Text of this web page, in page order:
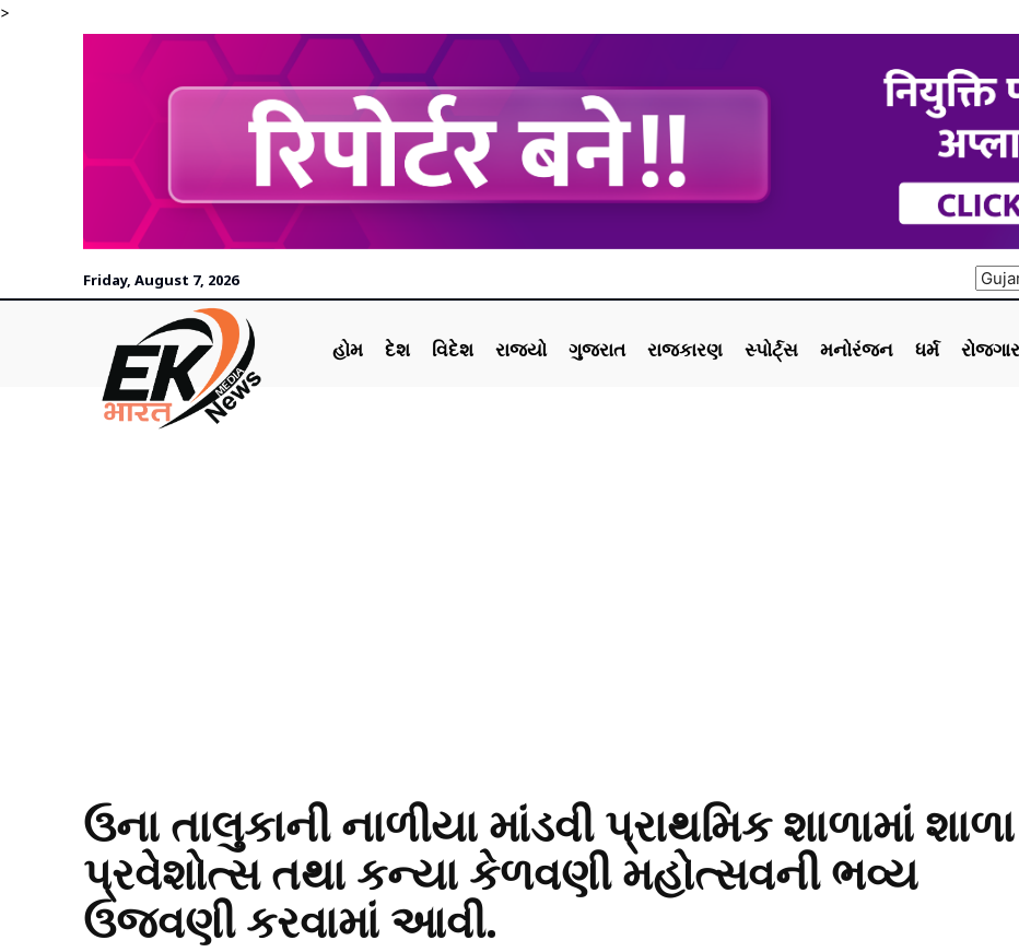
>
Friday, August 7, 2026
હોમ દેશ વિદેશ રાજ્યો ગુજરાત રાજકારણ સ્પોર્ટ્સ મનોરંજન ધર્મ રોજગાર
ઉના તાલુકાની નાળીયા માંડવી પ્રાથમિક શાળામાં શાળા
પ્રવેશોત્સ તથા કન્યા કેળવણી મહોત્સવની ભવ્ય
ઉજવણી કરવામાં આવી.